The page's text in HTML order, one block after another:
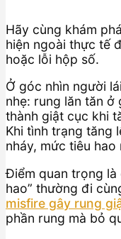
Hãy cùng khám
hiện ngoài thực tế
hoặc lỗi hộp số.
Ở góc nhìn người
nhẹ: rung lăn tăn
thành giật cục khi
Khi tình trạng tăng
nháy, mức tiêu
Điểm quan trọng là
hao” thường đi
misfire gây rung
phần rung mà bỏ